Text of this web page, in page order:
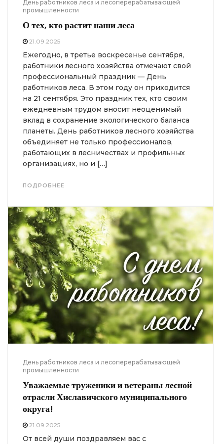
День работников леса и лесоперерабатывающей
промышленности
О тех, кто растит наши леса
21.09.2025
Ежегодно, в третье воскресенье сентября,
работники лесного хозяйства отмечают свой
профессиональный праздник — День
работников леса. В этом году он приходится
на 21 сентября. Это праздник тех, кто своим
ежедневным трудом вносит неоценимый
вклад в сохранение экологического баланса
планеты. День работников лесного хозяйства
объединяет не только профессионалов,
работающих в лесничествах и профильных
организациях, но и […]
ПОДРОБНЕЕ
День работников леса и лесоперерабатывающей
промышленности
Уважаемые труженики и ветераны лесной
отрасли Хиславичского муниципального
округа!
21.09.2025
От всей души поздравляем вас с